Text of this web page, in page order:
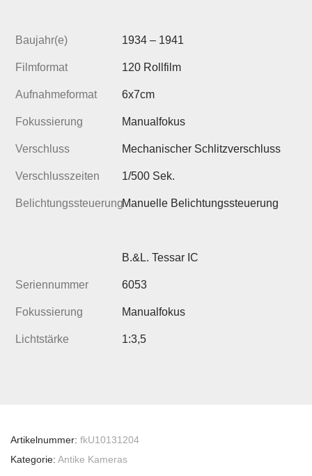
Baujahr(e) 1934 – 1941
Filmformat 120 Rollfilm
Aufnahmeformat 6x7cm
Fokussierung Manualfokus
Verschluss Mechanischer Schlitzverschluss
Verschlusszeiten 1/500 Sek.
BelichtungssteuerungManuelle Belichtungssteuerung
B.&L. Tessar IC
Seriennummer 6053
Fokussierung Manualfokus
Lichtstärke 1:3,5
Artikelnummer: fkU10131204
Kategorie: Antike Kameras